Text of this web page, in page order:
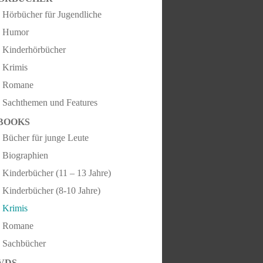
Hörbücher für Jugendliche
Humor
Kinderhörbücher
Krimis
Romane
Sachthemen und Features
Bücher für junge Leute
Biographien
Kinderbücher (11 – 13 Jahre)
Kinderbücher (8-10 Jahre)
Krimis
Romane
Sachbücher